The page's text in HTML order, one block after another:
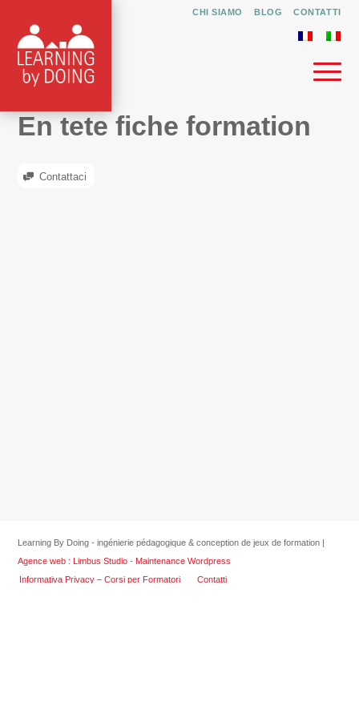
CHI SIAMO BLOG CONTATTI
En tete fiche formation
Contattaci
Learning By Doing - ingénierie pédagogique & conception de jeux de formation |
Agence web : Limbus Studio - Maintenance Wordpress
Informativa Privacy – Corsi per Formatori
Contatti